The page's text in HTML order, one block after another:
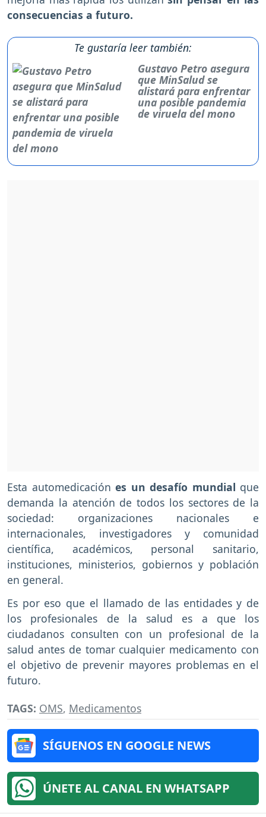
consecuencias a futuro.
Te gustaría leer también:
Gustavo Petro asegura
que MinSalud se
alistará para enfrentar
una posible pandemia
de viruela del mono
Esta automedicación es un desafío mundial que
demanda la atención de todos los sectores de la
sociedad: organizaciones nacionales e
internacionales, investigadores y comunidad
científica, académicos, personal sanitario,
instituciones, ministerios, gobiernos y población
en general.
Es por eso que el llamado de las entidades y de
los profesionales de la salud es a que los
ciudadanos consulten con un profesional de la
salud antes de tomar cualquier medicamento con
el objetivo de prevenir mayores problemas en el
futuro.
TAGS: OMS, Medicamentos
SÍGUENOS EN GOOGLE NEWS
ÚNETE AL CANAL EN WHATSAPP